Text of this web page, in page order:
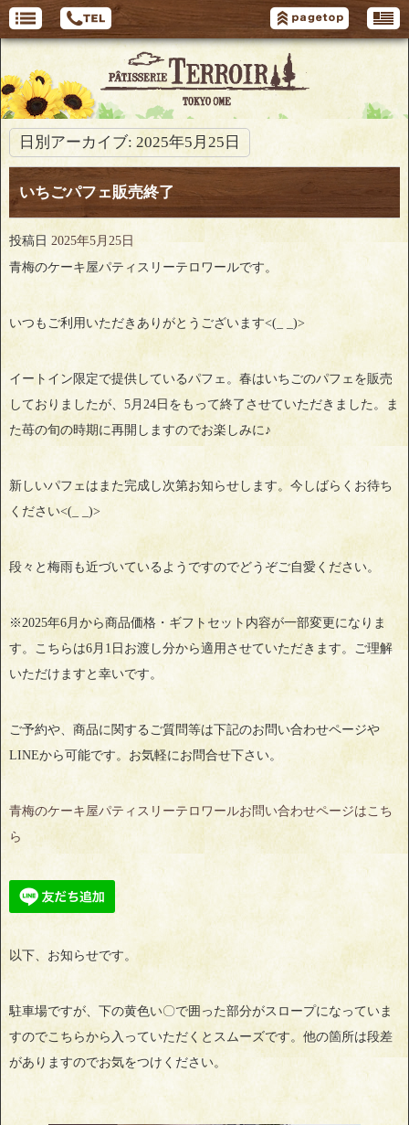
日別アーカイブ: 2025年5月25日
いちごパフェ販売終了
投稿日 2025年5月25日
青梅のケーキ屋パティスリーテロワールです。
いつもご利用いただきありがとうございます<(_ _)>
イートイン限定で提供しているパフェ。春はいちごのパフェを販売
しておりましたが、5月24日をもって終了させていただきました。ま
た苺の旬の時期に再開しますのでお楽しみに♪
新しいパフェはまた完成し次第お知らせします。今しばらくお待ち
ください<(_ _)>
段々と梅雨も近づいているようですのでどうぞご自愛ください。
※2025年6月から商品価格・ギフトセット内容が一部変更になりま
す。こちらは6月1日お渡し分から適用させていただきます。ご理解
いただけますと幸いです。
ご予約や、商品に関するご質問等は下記のお問い合わせページや
LINEから可能です。お気軽にお問合せ下さい。
青梅のケーキ屋パティスリーテロワールお問い合わせページはこち
ら
以下、お知らせです。
駐車場ですが、下の黄色い〇で囲った部分がスロープになっていま
すのでこちらから入っていただくとスムーズです。他の箇所は段差
がありますのでお気をつけください。